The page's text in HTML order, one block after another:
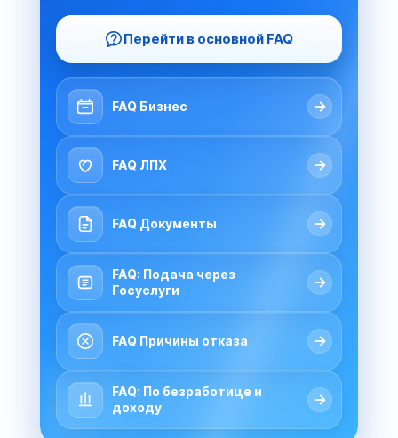
Перейти в основной FAQ
FAQ Бизнес →
FAQ ЛПХ →
FAQ Документы →
FAQ: Подача через
Госуслуги
→
FAQ Причины отказа →
FAQ: По безработице и
доходу
→